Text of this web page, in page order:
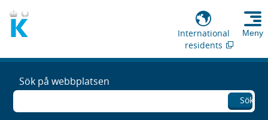
International
residents
Meny
Sök på webbplatsen
Sök